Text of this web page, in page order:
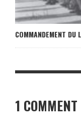
COMMANDEMENT DU
1 COMMENT